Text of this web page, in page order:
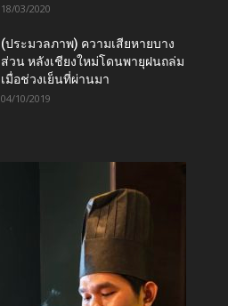
18/03/2020
(ประมวลภาพ) ความเสียหายบาง
ส่วน หลังเชียงใหม่โดนพายุฝนถล่ม
เมื่อช่วงเย็นที่ผ่านมา
04/10/2019